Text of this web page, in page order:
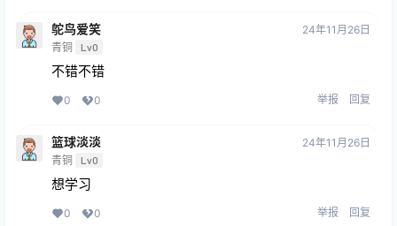
鸵鸟爱笑
青铜 Lv0
24年11月26日
不错不错
0 0 举报 回复
篮球淡淡
青铜 Lv0
24年11月26日
想学习
0 0 举报 回复